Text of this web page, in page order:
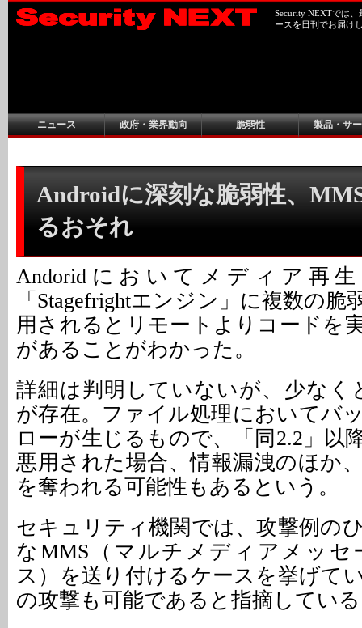
Security NEXTでは
ースを日刊でお届け
ニュース 政府・業界動向 脆弱性 製品・サ
Androidに深刻な脆弱性、
るおそれ
Andoridにおいてメディア再
「Stagefrightエンジン」に複数の脆
用されるとリモートよりコードを
があることがわかった。
詳細は判明していないが、少なく
が存在。ファイル処理においてバ
ローが生じるもので、「同2.2」以
悪用された場合、情報漏洩のほか
を奪われる可能性もあるという。
セキュリティ機関では、攻撃例の
なMMS（マルチメディアメッセ
ス）を送り付けるケースを挙げて
の攻撃も可能であると指摘してい